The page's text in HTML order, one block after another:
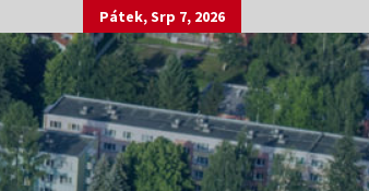
Pátek, Srp 7, 2026